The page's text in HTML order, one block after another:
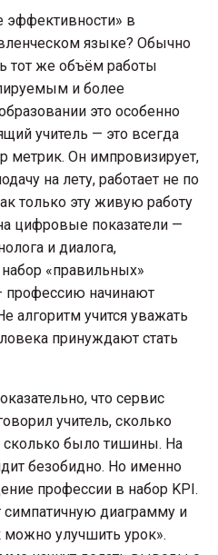
эффективности» в
языке? Обычно
тот же объём работы
и более
это особенно
учитель — это всегда
метрик. Он импровизирует,
на лету, работает не по
только эту живую работу
цифровые показатели —
и диалога,
«правильных»
профессию начинают
алгоритм учится уважать
принуждают стать
что сервис
учитель, сколько
сколько было тишины. На
безобидно. Но именно
профессии в набор KPI.
диаграмму и
можно улучшить урок».